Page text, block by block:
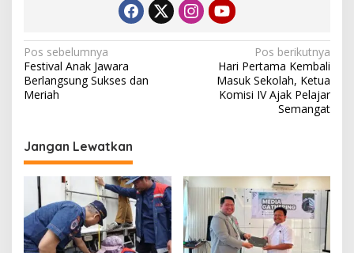
Navigasi
pos
Pos sebelumnya
Festival Anak Jawara
Berlangsung Sukses dan
Meriah
Pos berikutnya
Hari Pertama Kembali
Masuk Sekolah, Ketua
Komisi IV Ajak Pelajar
Semangat
Jangan Lewatkan